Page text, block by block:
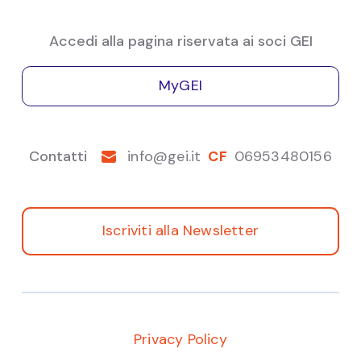
AlessandroNisi Certificazioni
Accedi alla pagina riservata ai soci GEI
MyGEI
Contatti info@gei.it CF 06953480156
Iscriviti alla Newsletter
Privacy Policy